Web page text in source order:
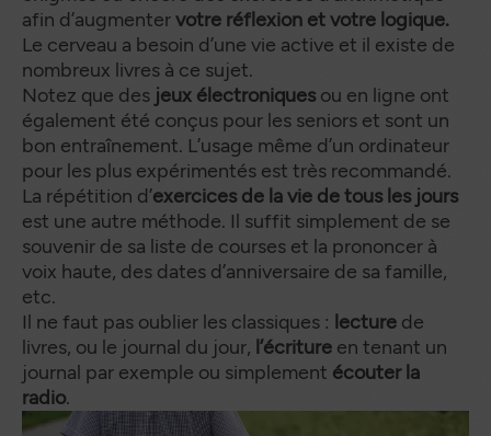
afin d’augmentervotre réflexion et votre logique.
Le cerveau a besoin d’une vie active et il existe de
nombreux livres à ce sujet.
Notez que des jeux électroniquesou en ligne ont
également été conçus pour les seniors et sont un
bon entraînement. L’usage même d’un ordinateur
pour les plus expérimentés est très recommandé.
La répétition d’exercices de la vie de tous les jours
est une autre méthode. Il suffit simplement de se
souvenir de sa liste de courses et la prononcer à
voix haute, des dates d’anniversaire de sa famille,
etc.
Il ne faut pas oublier les classiques : lecture de
livres, ou le journal du jour, l’écriture en tenant un
journal par exemple ou simplement écouter la
radio.